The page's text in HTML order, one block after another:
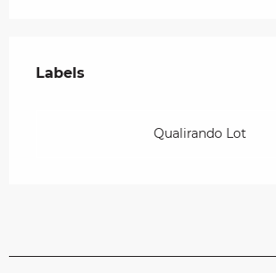
Labels
Labels
Qualirando Lot